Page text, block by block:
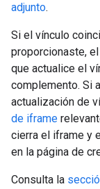
adjunto.
Si el vínculo
proporcionaste,
que actualice el
complemento. Si
actualización de
de iframe
cierra el iframe y
en la página de
Consulta la